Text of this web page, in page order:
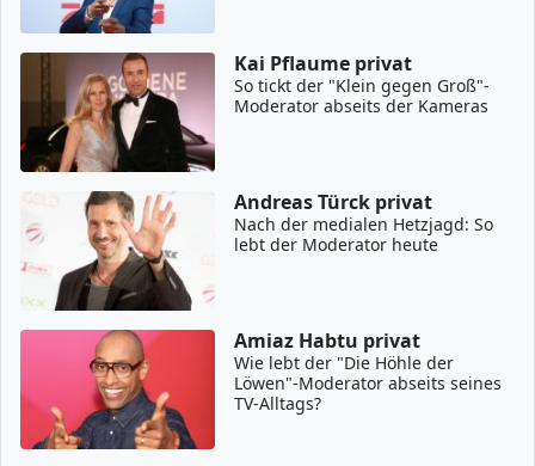
Kai Pflaume privat
So tickt der "Klein gegen Groß"-
Moderator abseits der Kameras
Andreas Türck privat
Nach der medialen Hetzjagd: So
lebt der Moderator heute
Amiaz Habtu privat
Wie lebt der "Die Höhle der
Löwen"-Moderator abseits seines
TV-Alltags?